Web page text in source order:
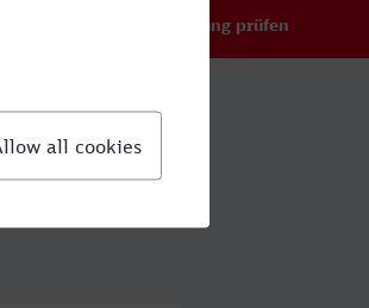
Verbindung prüfen